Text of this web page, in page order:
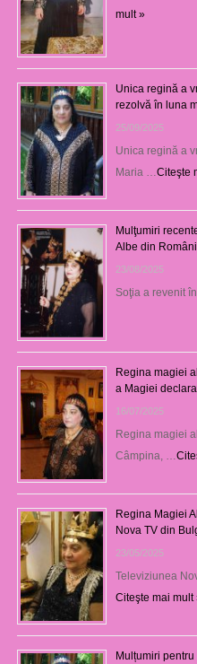
mult »
Unica regină a
rezolvă în luna
25/09/2025
Unica regină a
Maria … Citeşte
Mulţumiri
Albe din
23/08/2025
Soţia a revenit
Regina magiei
a Magiei
16/07/2025
Regina magiei
Câmpina, …
Regina Magiei
Nova TV din
23/05/2025
Televiziunea
Citeşte mai mult
Mulțumiri